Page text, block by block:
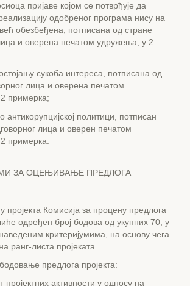
пријаве којом се потврђује да
одобреног програма нису на
обезбеђена, потписана од стране
и оверена печатом удружења, у 2
сукоба интереса, потписана од
лица и оверена печатом
примерка;
антикорупцијској политици, потписан
лица и оверен печатом
примерка.
ЗА ОЦЕЊИВАЊЕ ПРЕДЛОГА
пројекта Комисија за процену предлога
одређен број бодова од укупних 70, у
критеријумима, на основу чега
ранг-листа пројеката.
предлога пројекта:
пројектних активности у односу на